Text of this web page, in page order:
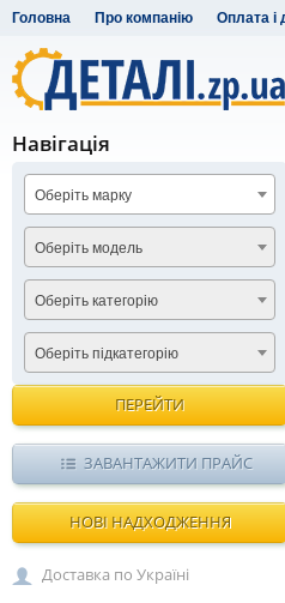
Головна Про компанію Оплата і
Навігація
Оберіть марку
Оберіть модель
Оберіть категорію
Оберіть підкатегорію
ПЕРЕЙТИ
ЗАВАНТАЖИТИ ПРАЙС
НОВІ НАДХОДЖЕННЯ
Доставка по Україні